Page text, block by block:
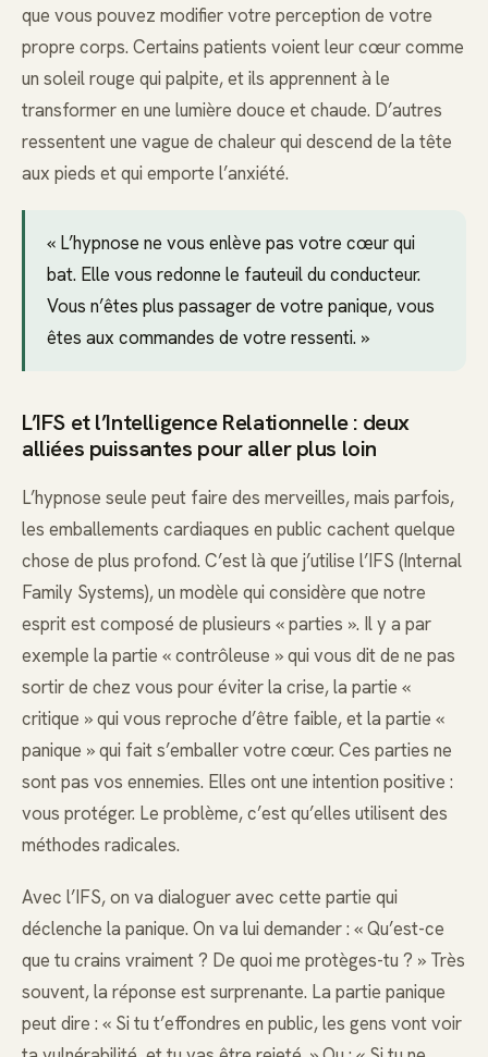
que vous pouvez modifier votre perception de votre
propre corps. Certains patients voient leur cœur comme
un soleil rouge qui palpite, et ils apprennent à le
transformer en une lumière douce et chaude. D’autres
ressentent une vague de chaleur qui descend de la tête
aux pieds et qui emporte l’anxiété.
« L’hypnose ne vous enlève pas votre cœur qui
bat. Elle vous redonne le fauteuil du conducteur.
Vous n’êtes plus passager de votre panique, vous
êtes aux commandes de votre ressenti. »
L’IFS et l’Intelligence Relationnelle : deux
alliées puissantes pour aller plus loin
L’hypnose seule peut faire des merveilles, mais parfois,
les emballements cardiaques en public cachent quelque
chose de plus profond. C’est là que j’utilise l’IFS (Internal
Family Systems), un modèle qui considère que notre
esprit est composé de plusieurs « parties ». Il y a par
exemple la partie « contrôleuse » qui vous dit de ne pas
sortir de chez vous pour éviter la crise, la partie «
critique » qui vous reproche d’être faible, et la partie «
panique » qui fait s’emballer votre cœur. Ces parties ne
sont pas vos ennemies. Elles ont une intention positive :
vous protéger. Le problème, c’est qu’elles utilisent des
méthodes radicales.
Avec l’IFS, on va dialoguer avec cette partie qui
déclenche la panique. On va lui demander : « Qu’est-ce
que tu crains vraiment ? De quoi me protèges-tu ? » Très
souvent, la réponse est surprenante. La partie panique
peut dire : « Si tu t’effondres en public, les gens vont voir